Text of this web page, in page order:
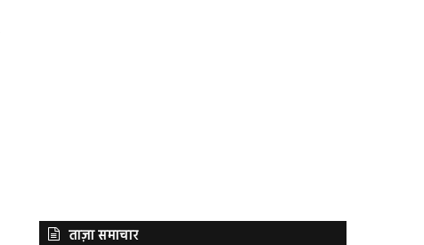
ताज़ा समाचार